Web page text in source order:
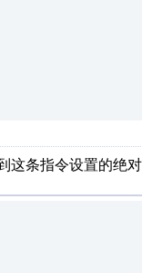
这条指令设置的绝